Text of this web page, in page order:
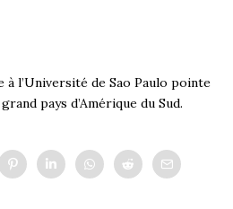
l’Université de Sao Paulo pointe
pays d’Amérique du Sud.